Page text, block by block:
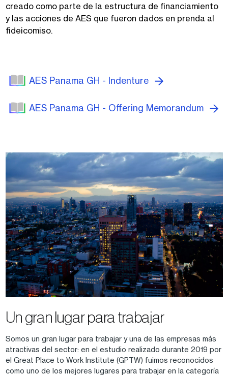
creado como parte de la estructura de financiamiento
y las acciones de AES que fueron dados en prenda al
fideicomiso.
AES Panama GH - Indenture
AES Panama GH - Offering Memorandum
Un gran lugar para trabajar
Somos un gran lugar para trabajar y una de las empresas más
atractivas del sector: en el estudio realizado durante 2019 por
el Great Place to Work Institute (GPTW) fuimos reconocidos
como uno de los mejores lugares para trabajar en la categoría